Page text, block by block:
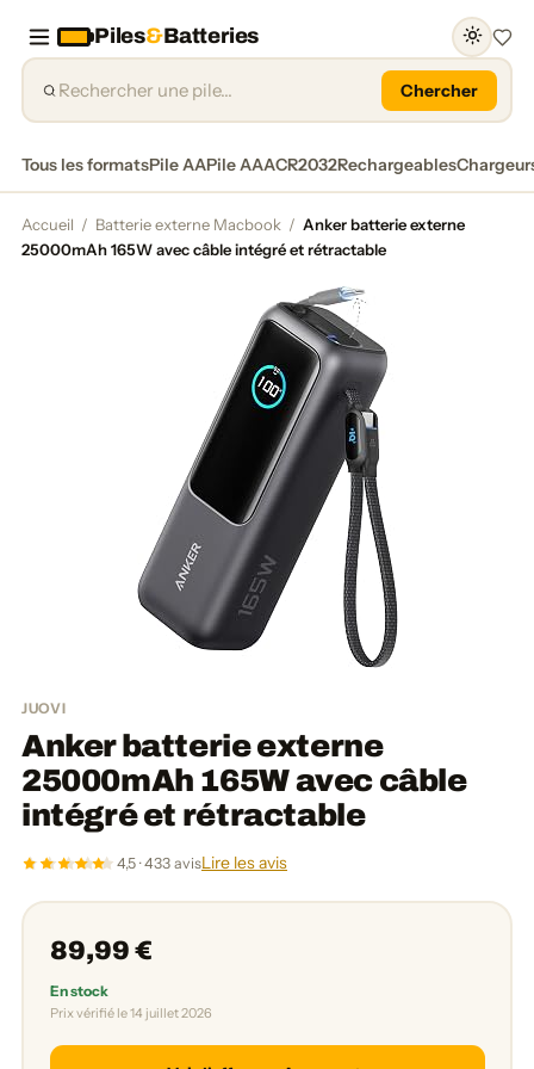
Piles&Batteries
Chercher
Tous les formatsPile AAPile AAACR2032Rechargeables
Accueil / Batterie externe Macbook / Anker batterie externe
25000mAh 165W avec câble intégré et rétractable
JUOVI
Anker batterie externe
25000mAh 165W avec câble
intégré et rétractable
4,5 · 433 avisLire les avis
89,99 €
En stock
Prix vérifié le 14 juillet 2026